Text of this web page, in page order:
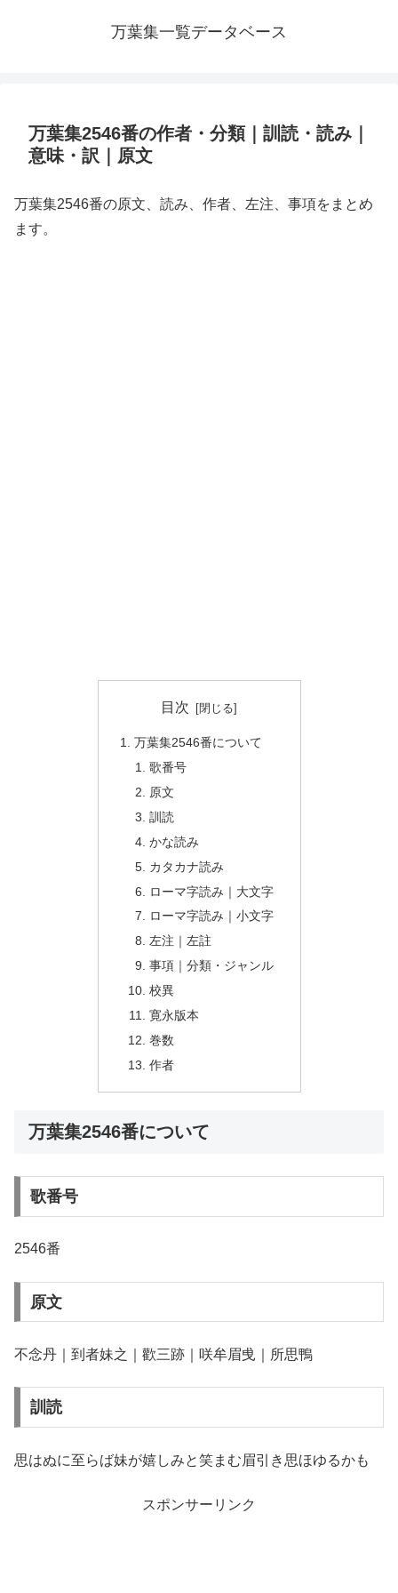
万葉集一覧データベース
万葉集2546番の作者・分類｜訓読・読み｜
意味・訳｜原文
万葉集2546番の原文、読み、作者、左注、事項をまとめ
ます。
目次
万葉集2546番について
歌番号
原文
訓読
かな読み
カタカナ読み
ローマ字読み｜大文字
ローマ字読み｜小文字
左注｜左註
事項｜分類・ジャンル
校異
寛永版本
巻数
作者
万葉集2546番について
歌番号
2546番
原文
不念丹｜到者妹之｜歡三跡｜咲牟眉曵｜所思鴨
訓読
思はぬに至らば妹が嬉しみと笑まむ眉引き思ほゆるかも
スポンサーリンク